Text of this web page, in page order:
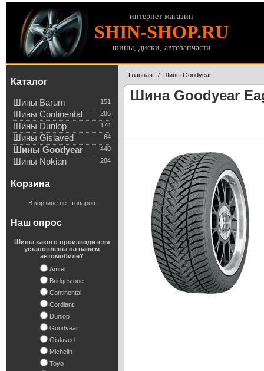
интернет магазин
SHIN-SHOP.RU
шины, диски, автозапчасти
Каталог
151
Шины Barum
286
Шины Continental
174
Шины Dunlop
64
Шины Gislaved
440
Шины Goodyear
284
Шины Nokian
Корзина
В корзине нет товаров
Наш опрос
Шины какого производителя
установлены на вашем
автомобиле?
Amtel
Bridgestone
Continental
Cordiant
Dunlop
Goodyear
Gislaved
Michelin
Toyo
Главная / Шины Goodyear
Шина Goodyear